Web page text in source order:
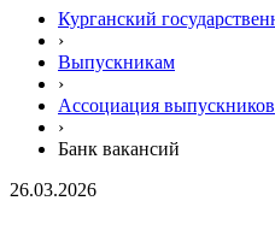
Курганский
›
Выпускникам
›
Ассоциация выпускников
›
Банк вакансий
26.03.2026